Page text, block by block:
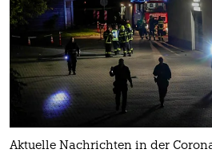
Aktuelle Nachrichten in der